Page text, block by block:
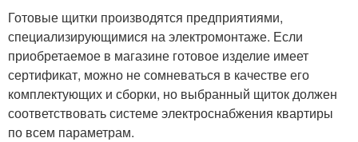
Готовые щитки производятся предприятиями,
специализирующимися на электромонтаже. Если
приобретаемое в магазине готовое изделие имеет
сертификат, можно не сомневаться в качестве его
комплектующих и сборки, но выбранный щиток должен
соответствовать системе электроснабжения квартиры
по всем параметрам.